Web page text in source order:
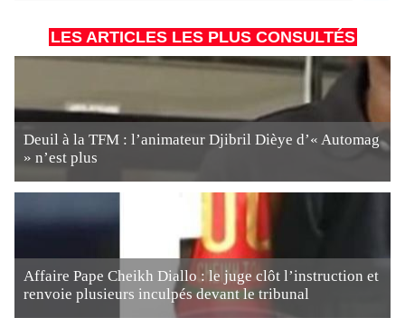
LES ARTICLES LES PLUS CONSULTÉS
Deuil à la TFM : l’animateur Djibril Dièye d’« Automag
» n’est plus
Affaire Pape Cheikh Diallo : le juge clôt l’instruction et
renvoie plusieurs inculpés devant le tribunal